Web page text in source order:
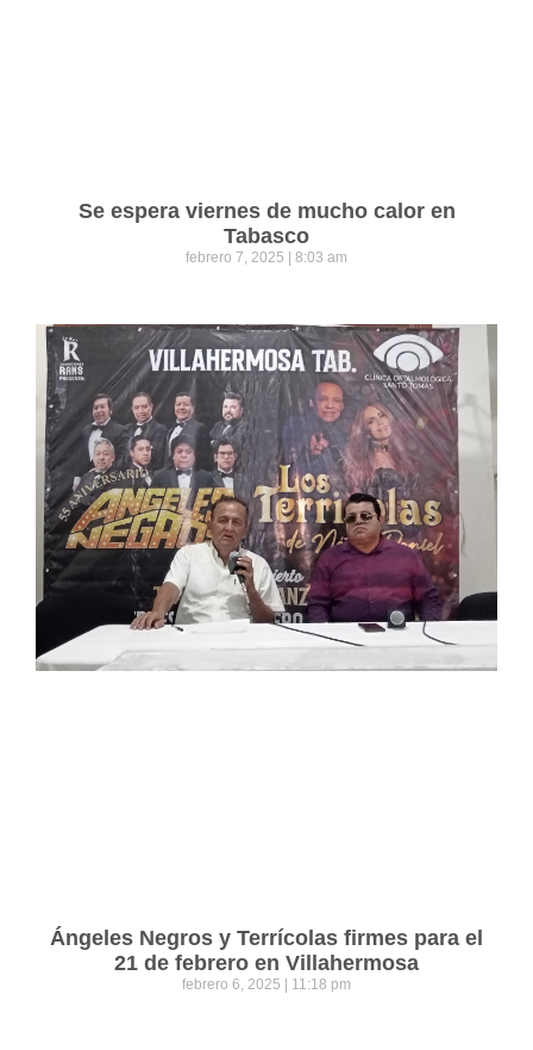
Se espera viernes de mucho calor en
Tabasco
febrero 7, 2025 8:03 am
Ángeles Negros y Terrícolas firmes para el
21 de febrero en Villahermosa
febrero 6, 2025 11:18 pm